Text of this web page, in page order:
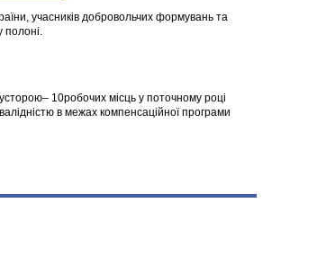
учасників добровольчих формувань та
полоні.
10робочих місць у поточному році
в межах компенсаційної програми